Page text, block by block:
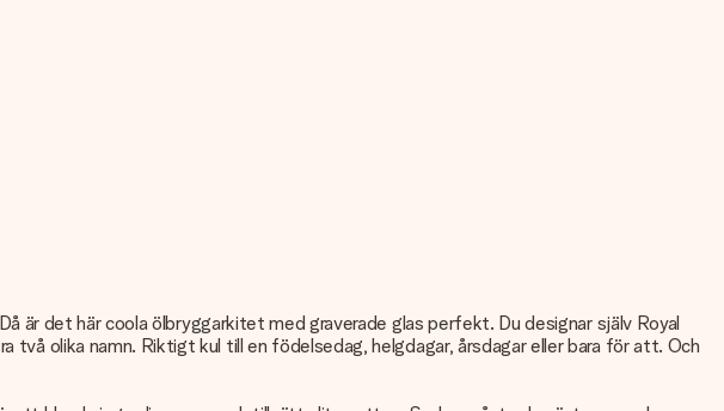
det här coola ölbryggarkitet med graverade glas perfekt. Du designar själv Royal
olika namn. Riktigt kul till en födelsedag, helgdagar, årsdagar eller bara för att. Och